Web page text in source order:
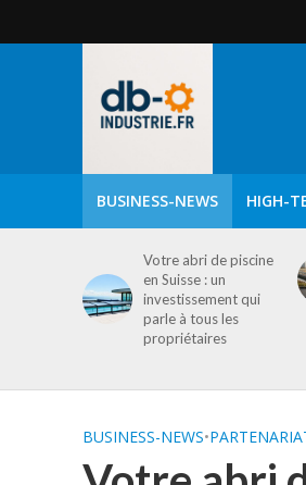
BUSINESS-NEWS HIGH-
Votre abri de piscine
en Suisse : un
investissement qui
parle à tous les
propriétaires
BUSINESS-NEWS•